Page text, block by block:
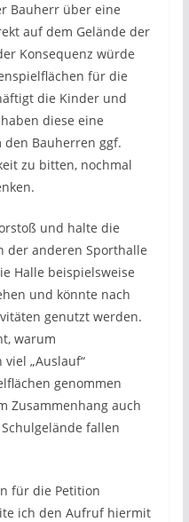
Bauherr über eine
auf dem Gelände der
Konsequenz würde
für die
die Kinder und
diese eine
Bauherren ggf.
zu bitten, nochmal
und halte die
der anderen Sporthalle
Halle beispielsweise
und könnte nach
genutzt werden.
warum
„Auslauf“
genommen
Zusammenhang auch
fallen
für die Petition
ich den Aufruf hiermit